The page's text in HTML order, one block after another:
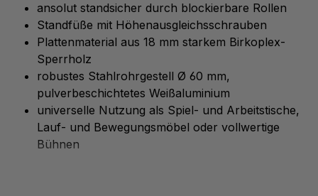
ansolut standsicher durch blockierbare Rollen
Standfüße mit Höhenausgleichsschrauben
Plattenmaterial aus 18 mm starkem Birkoplex-
Sperrholz
robustes Stahlrohrgestell Ø 60 mm,
pulverbeschichtetes Weißaluminium
universelle Nutzung als Spiel- und Arbeitstische,
Lauf- und Bewegungsmöbel oder vollwertige
Bühnen